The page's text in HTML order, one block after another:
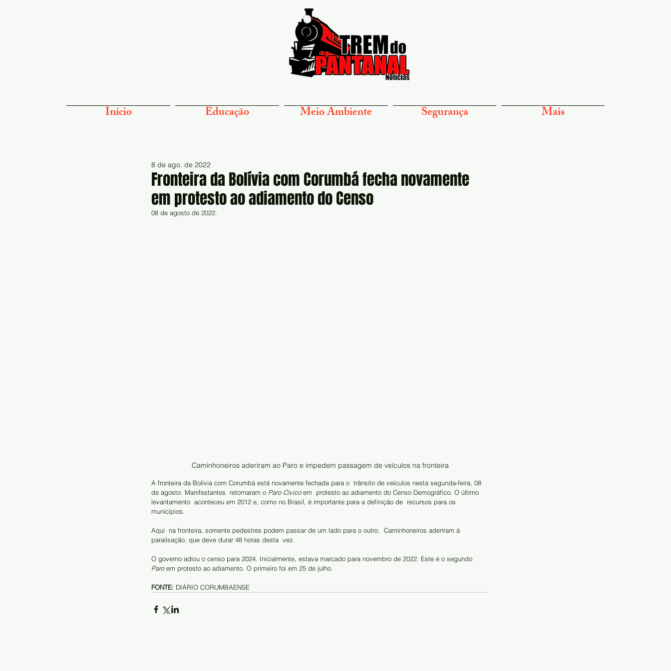
Início Educação Meio Ambiente Segurança Mais
Fronteira da Bolívia com Corumbá fecha novamente
em protesto ao adiamento do Censo
8 de ago. de 2022
08 de agosto de 2022.
Caminhoneiros aderiram ao Paro e impedem passagem de veículos na fronteira
A fronteira da Bolívia com Corumbá está novamente fechada para o  trânsito de veículos nesta segunda-feira, 08
de agosto. Manifestantes  retomaram o Paro Cívico em  protesto ao adiamento do Censo Demográfico. O último
levantamento  aconteceu em 2012 e, como no Brasil, é importante para a definição de  recursos para os
municípios.
Aqui  na fronteira, somente pedestres podem passar de um lado para o outro.  Caminhoneiros aderiram à
paralisação, que deve durar 48 horas desta  vez.
O governo adiou o censo para 2024. Inicialmente, estava marcado para novembro de 2022. Este é o segundo
Paro em protesto ao adiamento. O primeiro foi em 25 de julho.
FONTE: DIÁRIO CORUMBAENSE